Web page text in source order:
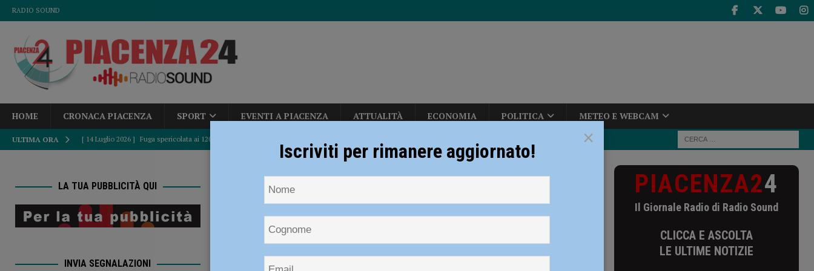
RADIO SOUND
HOME CRONACA PIACENZA SPORT EVENTI A PIACENZA ATTUALITÀ ECONOMIA POLITICA METEO E WEBCAM
ULTIMA ORA [ 14 Luglio 2026 ] Fuga spericolata ai 120 km/h all’ora tra le strade della città, perde il controllo dell’auto e aggredisce i poliziotti:
[ 14 Luglio 2026 ] Incendio in un appartamento, 85enne tenta di spegnere le fiamme ma resta intossicata
CRONACA PIACENZA
Marketing territoriale, Papamarenghi: “L’assessore Fiazza solleva fumo sulla vicenda” POLITICA
[ 14 Luglio 2026 ] Baseball – Uno spicchio biancorosso agli Europei U18 di Trieste
NOTIZIE SPORT BASKET
Bakery Piacenza, seconda vittoria del
precampionato
Bakery Piacenza, seconda vittoria del
precampionato
LA TUA PUBBLICITÀ QUI
INVIA SEGNALAZIONI
PIACENZA24
Il Giornale Radio di Radio Sound
CLICCA E ASCOLTA
LE ULTIME NOTIZIE
×
Iscriviti per rimanere aggiornato!